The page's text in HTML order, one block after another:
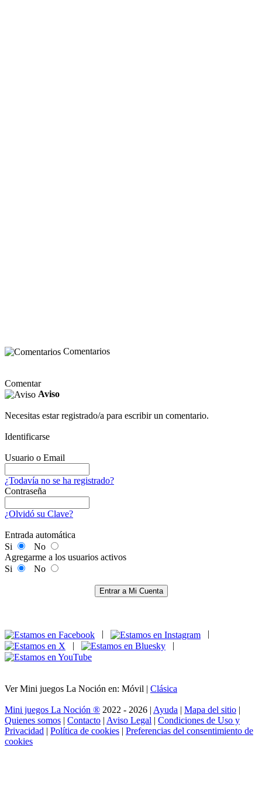
Comentarios
Comentar
Aviso
Necesitas estar registrado/a para escribir un comentario.
Identificarse
Usuario o Email
¿Todavía no se ha registrado?
Contraseña
¿Olvidó su Clave?
Entrada automática
Si
No
Agregarme a los usuarios activos
Si
No
Entrar a Mi Cuenta
|
|
|
|
Ver Mini juegos La Noción en: Móvil | Clásica
Mini juegos La Noción ® 2022 - 2026 | Ayuda | Mapa del sitio |
Quienes somos | Contacto | Aviso Legal | Condiciones de Uso y
Privacidad | Política de cookies | Preferencias del consentimiento de
cookies